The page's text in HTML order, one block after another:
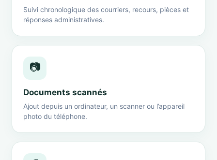
Suivi chronologique des courriers, recours, pièces et
réponses administratives.
📷
Documents scannés
Ajout depuis un ordinateur, un scanner ou l’appareil
photo du téléphone.